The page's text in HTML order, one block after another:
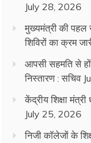
July 28, 2026
मुख्यमंत्री की पहल
शिविरों का क्रम
आपसी सहमति से
निस्तारण : सचिव
केंद्रीय शिक्षा
July 25, 2026
निजी कॉलेजों के